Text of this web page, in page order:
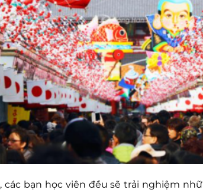
, các bạn học viên đều sẽ trải nghiệm